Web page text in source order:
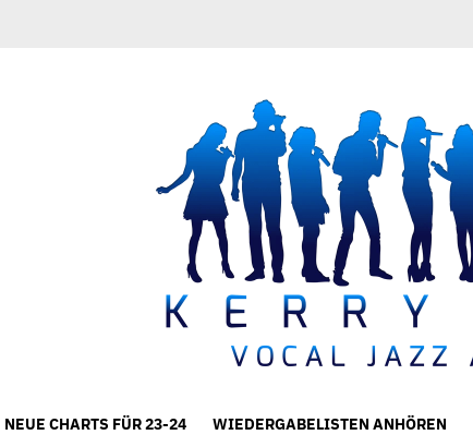
NEUE CHARTS FÜR 23-24 WIEDERGABELISTEN ANHÖREN